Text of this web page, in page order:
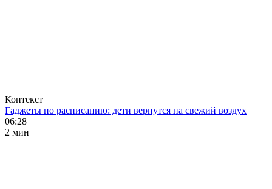
Контекст
Гаджеты по расписанию: дети вернутся на свежий воздух
06:28
2 мин